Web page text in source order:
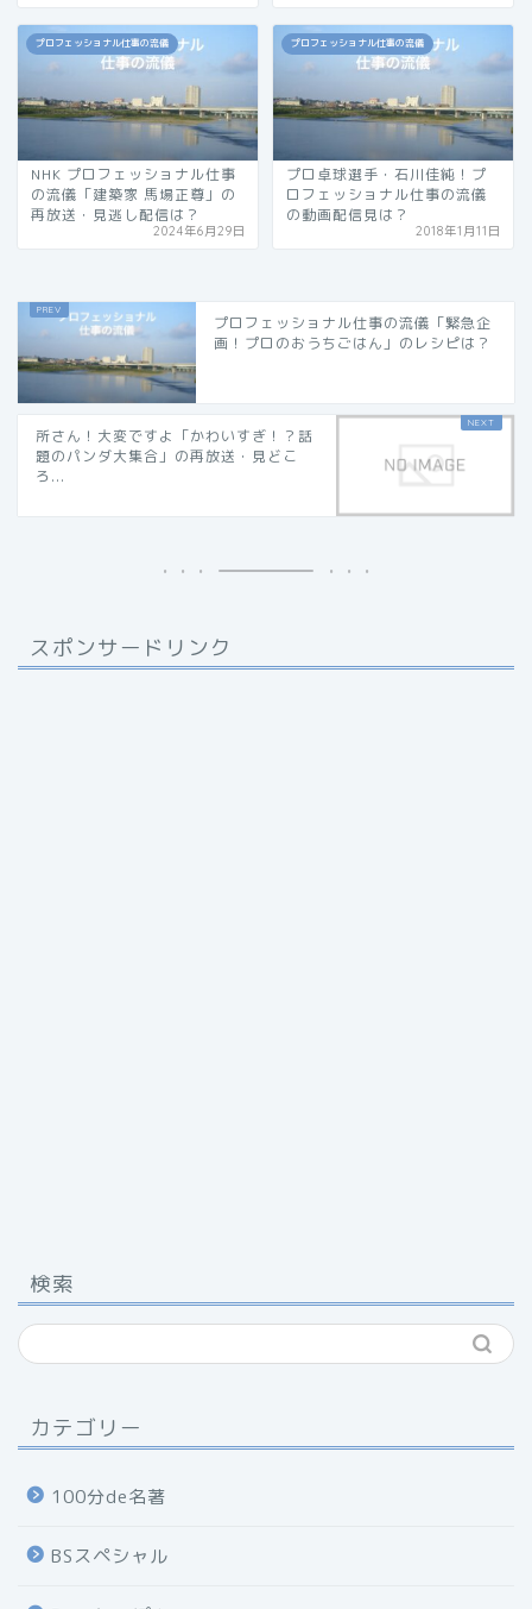
プロフェッショナル仕事の流儀
NHK プロフェッショナル仕事
の流儀「建築家 馬場正尊」の
再放送・見逃し配信は？
2024年6月29日
プロフェッショナル仕事の流儀
プロ卓球選手・石川佳純！プ
ロフェッショナル仕事の流儀
の動画配信見は？
2018年1月11日
プロフェッショナル仕事の流儀「緊急企
画！プロのおうちごはん」のレシピは？
所さん！大変ですよ「かわいすぎ！？話
題のパンダ大集合」の再放送・見どこ
ろ...
スポンサードリンク
検索
カテゴリー
100分de名著
BSスペシャル